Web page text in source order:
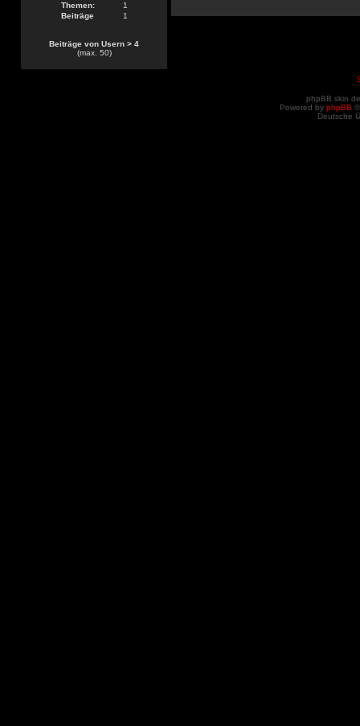
Themen:
1
Beiträge
1
Beiträge von Usern > 4
(max. 50)
phpBB skin
Powered by phpBB
Deutsche